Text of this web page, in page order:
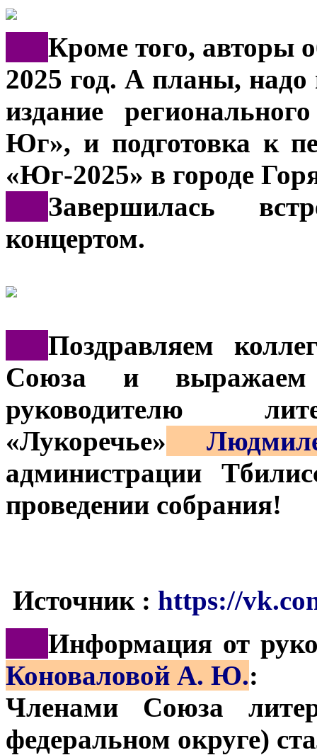
Кроме того, авторы
2025 год. А планы, надо
издание
Юг», и подготовка к
«Юг-2025» в городе
Завершилась
концертом.
Поздравляем
Союза и выражаем
руководителю
«Лукоречье»
администрации
проведении собрания!
Источник : https://
Информация от
Коноваловой А. Ю.:
Членами Союза
федеральном округе)